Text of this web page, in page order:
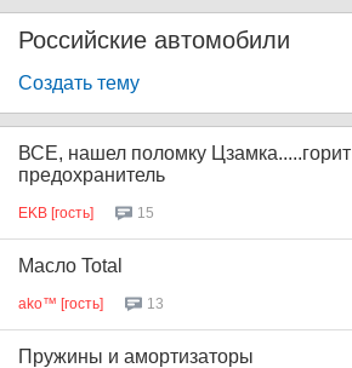
Российские автомобили
Создать тему
ВСЕ, нашел поломку Цзамка.....горит
предохранитель
EKB [гость] 15
Масло Total
ako™ [гость] 13
Пружины и амортизаторы